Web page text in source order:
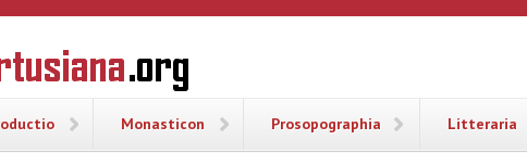
Monasticon Prosopographia Litteraria